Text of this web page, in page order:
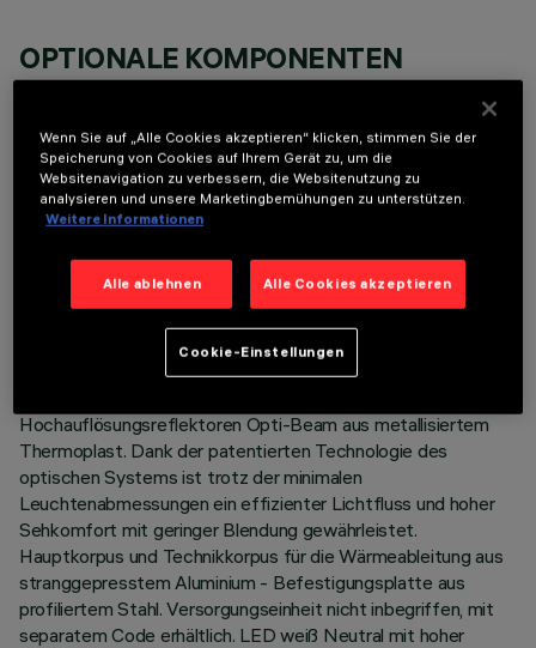
OPTIONALE KOMPONENTEN
TECHNISCHE DATEN
LETZTES UPDATE: 05.08.2026
Leuchte für die Montage an der Decke, mit 15 Optik-
Hochauflösungsreflektoren Opti-Beam aus metallisiertem
Thermoplast. Dank der patentierten Technologie des
optischen Systems ist trotz der minimalen
Leuchtenabmessungen ein effizienter Lichtfluss und hoher
Sehkomfort mit geringer Blendung gewährleistet.
Hauptkorpus und Technikkorpus für die Wärmeableitung aus
stranggepresstem Aluminium - Befestigungsplatte aus
profiliertem Stahl. Versorgungseinheit nicht inbegriffen, mit
separatem Code erhältlich. LED weiß Neutral mit hoher
Wenn Sie auf „Alle Cookies akzeptieren“ klicken, stimmen Sie der
Speicherung von Cookies auf Ihrem Gerät zu, um die
Websitenavigation zu verbessern, die Websitenutzung zu
analysieren und unsere Marketingbemühungen zu unterstützen.
Weitere Informationen
Alle ablehnen Alle Cookies akzeptieren
Cookie-Einstellungen